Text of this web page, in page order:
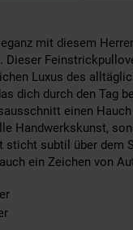
mit diesem
Luxus des
dich durch den Tag
einen
Handwerkskunst,
sticht subtil über
ein Zeichen von